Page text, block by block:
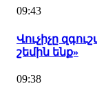
09:43
Վուչիչը
շեմին ենք»
09:38